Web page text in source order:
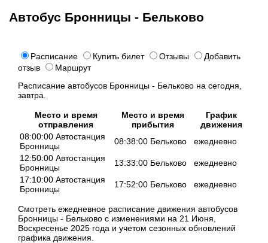
Автобус Бронницы - Бельково
Расписание Купить билет Отзывы
Добавить
отзыв
Маршрут
Расписание автобусов Бронницы - Бельково на сегодня,
завтра.
Место и время
отправления
Место и время
прибытия
График
движения
08:00:00 Автостанция
Бронницы
08:38:00 Бельково
ежедневно
12:50:00 Автостанция
Бронницы
13:33:00 Бельково
ежедневно
17:10:00 Автостанция
Бронницы
17:52:00 Бельково ежедневно
Смотреть ежедневное расписание движения автобусов
Бронницы - Бельково с изменениями на 21 Июня,
Воскресенье 2025 года и учетом сезонных обновлений
графика движения.